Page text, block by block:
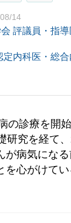
14
評議員・指
定内科医・総
の診療を開
研究を経て
が病気にな
心がけてい